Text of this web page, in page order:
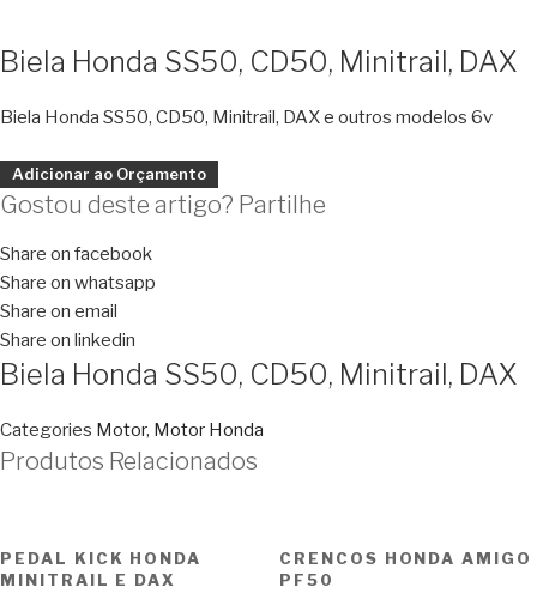
Biela Honda SS50, CD50, Minitrail, DAX
Biela Honda SS50, CD50, Minitrail, DAX e outros modelos 6v
Adicionar ao Orçamento
Gostou deste artigo? Partilhe
Share on facebook
Share on whatsapp
Share on email
Share on linkedin
Biela Honda SS50, CD50, Minitrail, DAX
Categories Motor, Motor Honda
Produtos Relacionados
PEDAL KICK HONDA
MINITRAIL E DAX
CRENCOS HONDA AMIGO
PF50